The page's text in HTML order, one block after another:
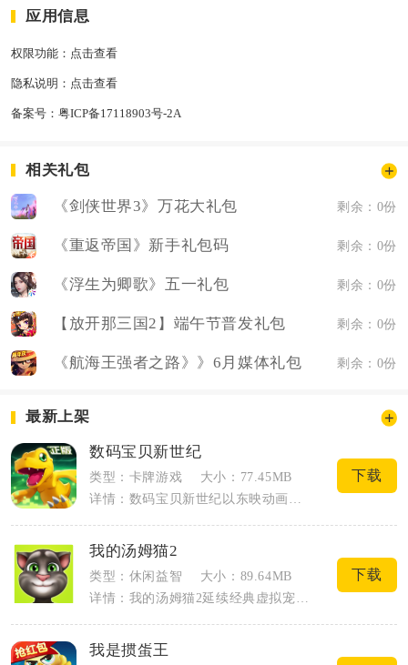
应用信息
权限功能： 点击查看
隐私说明： 点击查看
备案号： 粤ICP备17118903号-2A
相关礼包
《剑侠世界3》万花大礼包 剩余：0份
《重返帝国》新手礼包码 剩余：0份
《浮生为卿歌》五一礼包 剩余：0份
【放开那三国2】端午节普发礼包 剩余：0份
《航海王强者之路》》6月媒体礼包 剩余：0份
最新上架
数码宝贝新世纪
类型：卡牌游戏
大小：77.45MB
详情：数码宝贝新世纪以东映动画正版数码IP为基础，搭建平行数码世界剧情，把原作经典...
下载
我的汤姆猫2
类型：休闲益智
大小：89.64MB
详情：我的汤姆猫2延续经典虚拟宠物养成思路，对互动、养成、休闲玩法全面升级，适配各...
下载
我是掼蛋王